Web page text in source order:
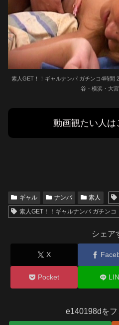
素人GET！！ギャルナンパ ガチンコ4時間
谷・横浜・大
動画観たい人は
ギャル ナンパ 素人
素人GET！！ギャルナンパ ガチンコ
シェア
X
Pocket
e140198dをフ